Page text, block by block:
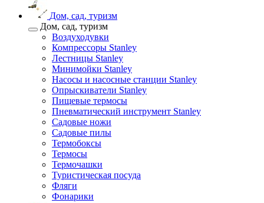
Дом, сад, туризм
Дом, сад, туризм
Воздуходувки
Компрессоры Stanley
Лестницы Stanley
Минимойки Stanley
Насосы и насосные станции Stanley
Опрыскиватели Stanley
Пищевые термосы
Пневматический инструмент Stanley
Садовые ножи
Садовые пилы
Термобоксы
Термосы
Термочашки
Туристическая посуда
Фляги
Фонарики